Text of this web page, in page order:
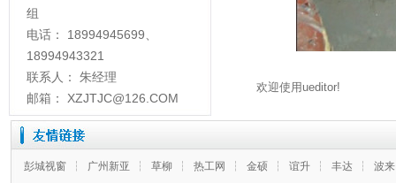
组
电话： 18994945699、
18994943321
联系人： 朱经理
邮箱： XZJTJC@126.COM
欢迎使用ueditor!
彭城视窗 ┆ 广州新亚 ┆ 草柳 ┆ 热工网 ┆ 金硕 ┆ 谊升 ┆ 丰达 ┆ 波